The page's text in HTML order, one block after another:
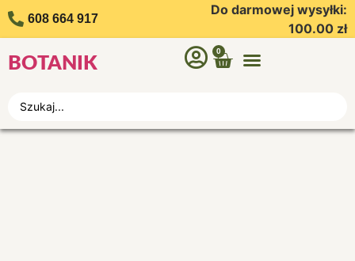
608 664 917
Do darmowej wysyłki:
100.00 zł
BOTANIK
0